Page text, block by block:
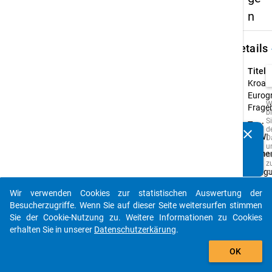
n
Details
Titel:
Typ:
CAWI
in
und
clear
auto_stories
add_shopping_cart
Wir verwenden Cookies zur statistischen Auswertung der
Besucherzugriffe. Wenn Sie auf dieser Seite weitersurfen stimmen
Sie der Cookie-Nutzung zu. Weitere Informationen zu Cookies
erhalten Sie in unserer Datenschutzerkärung.
OK